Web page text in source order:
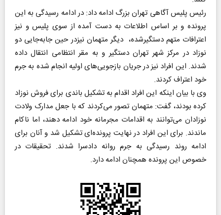
رئیس پلیس آگاهی تهران بزرگ ادامه داد: در ادامه رسیدگی به این
پرونده و بر اساس اطلاعات به دست آمده از سوی پلیس و نیز
اعترافات متهم دستگیرشده، دیگر متهمان نیزدر حین جابه‌جایی دو
نوزاد در مرکز شهر تهران دستگیر و به مقر انتظامی انتقال داده
شدند. این افراد نیز در جریان بازجویی‌های اولیه انجام شده به جرم
خود اعتراف کردند.
وی با بیان اینکه این افراد اقدام به تشکیل باندی برای فروش نوزاد
کرده بودند، گفت: متهمان تصور می‌کردند که با جعل مدارک ولادت
نوزادان می‌توانند به اقدامات مجرمانه خود ادامه دهند، اما ناکام
ماندند. برای این افراد در نهایت پرونده‌ای تشکیل شد و آنان برای
ادامه روند رسیدگی به جرم روانه دادسرا شدند. تحقیقات در
خصوص این پرونده همچنان ادامه دارد.